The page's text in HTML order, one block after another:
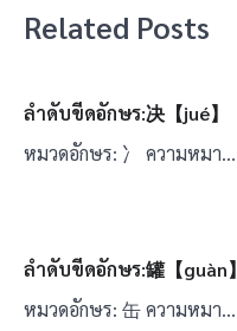
Related Posts
ลำดับขีดอักษร:决【jué】
หมวดอักษร: 冫 ความหมา…
ลำดับขีดอักษร:罐【guàn】
หมวดอักษร: 缶 ความหมา…